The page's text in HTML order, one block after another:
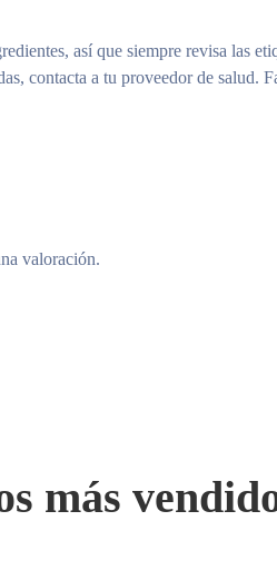
así que siempre revisa las
contacta a tu proveedor de salud.
valoración.
más